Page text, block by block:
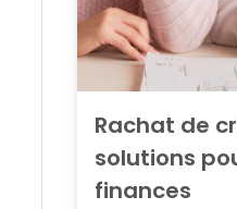
Rachat de
solutions
finances